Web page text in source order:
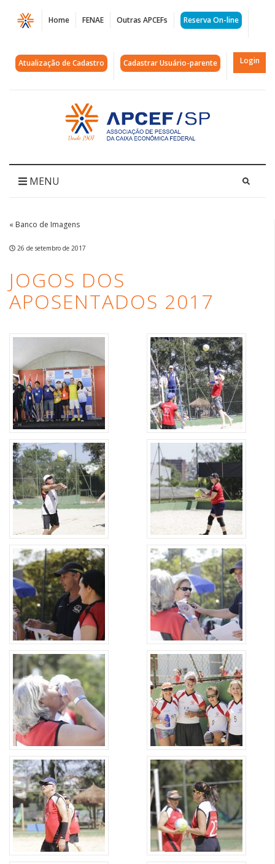
Página
Jogos
dos
Home FENAE Outras APCEFs Reserva On-line
Atualização de Cadastro Cadastrar Usuário-parente Login
Acessar
página
inicial
MENU
« Banco de Imagens
26 de setembro de 2017
JOGOS DOS
APOSENTADOS 2017